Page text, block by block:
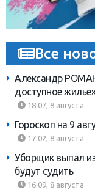
Все
Александр
доступное жилье»
18:07, 8 августа
Гороскоп на 9
17:02, 8 августа
Уборщик выпал
будут судить
16:09, 8 августа